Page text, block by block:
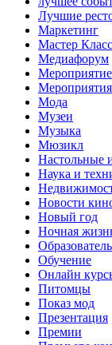
Лучшие
Маркетинг
Мастер Класс
Медиафорум
Мероприятие
Мероприятия
Мода
Музеи
Музыка
Мюзикл
Настольные
Наука и
Новости
Новый год
Ночная
Обучение
Онлайн
Питомцы
Показ мод
Презентация
Премии